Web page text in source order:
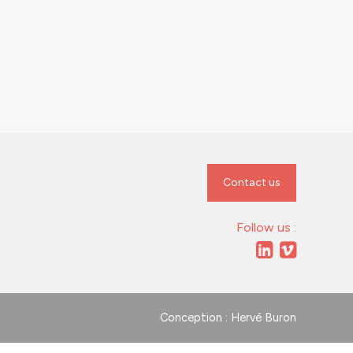
Contact us
Follow us :
Conception : Hervé Buron